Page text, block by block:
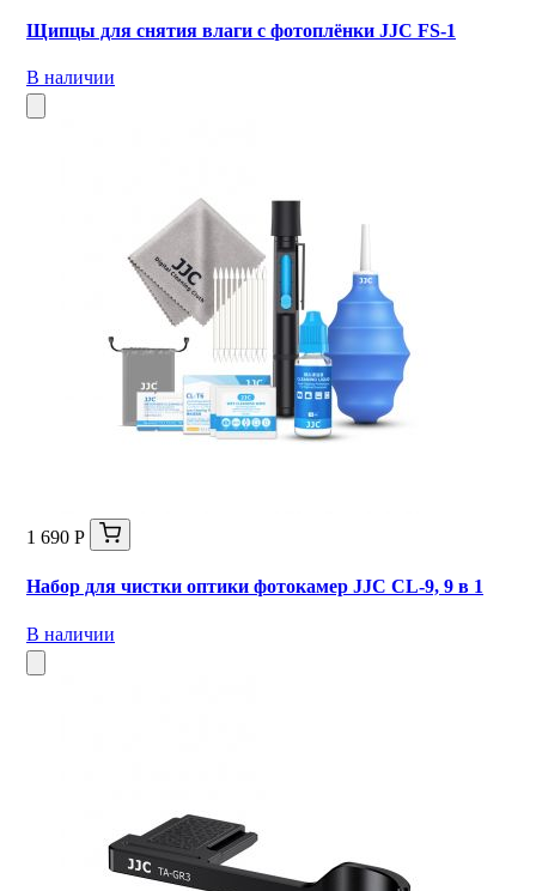
Щипцы для снятия влаги с фотоплёнки JJC FS-1
В наличии
1 690 Р
Набор для чистки оптики фотокамер JJC CL-9, 9 в 1
В наличии